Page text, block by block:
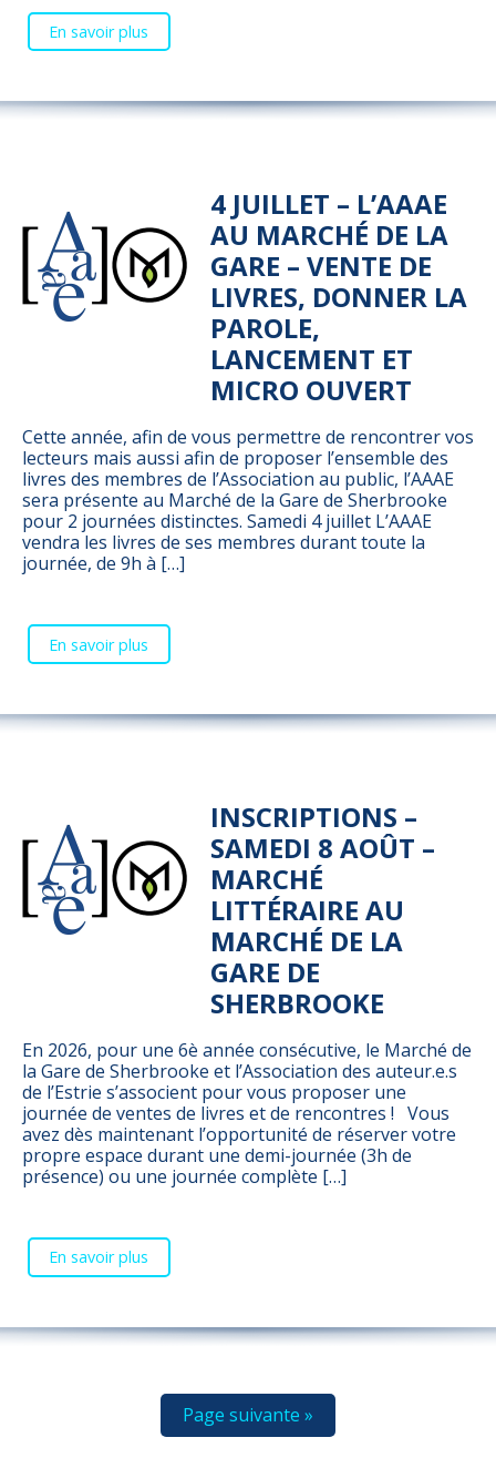
En savoir plus
4 JUILLET – L’AAAE
AU MARCHÉ DE LA
GARE – VENTE DE
LIVRES, DONNER LA
PAROLE,
LANCEMENT ET
MICRO OUVERT
Cette année, afin de vous permettre de rencontrer vos
lecteurs mais aussi afin de proposer l’ensemble des
livres des membres de l’Association au public, l’AAAE
sera présente au Marché de la Gare de Sherbrooke
pour 2 journées distinctes. Samedi 4 juillet L’AAAE
vendra les livres de ses membres durant toute la
journée, de 9h à […]
En savoir plus
INSCRIPTIONS –
SAMEDI 8 AOÛT –
MARCHÉ
LITTÉRAIRE AU
MARCHÉ DE LA
GARE DE
SHERBROOKE
En 2026, pour une 6è année consécutive, le Marché de
la Gare de Sherbrooke et l’Association des auteur.e.s
de l’Estrie s’associent pour vous proposer une
journée de ventes de livres et de rencontres ! Vous
avez dès maintenant l’opportunité de réserver votre
propre espace durant une demi-journée (3h de
présence) ou une journée complète […]
En savoir plus
Page suivante »